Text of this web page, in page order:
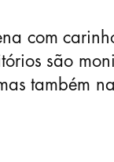
com
são
também